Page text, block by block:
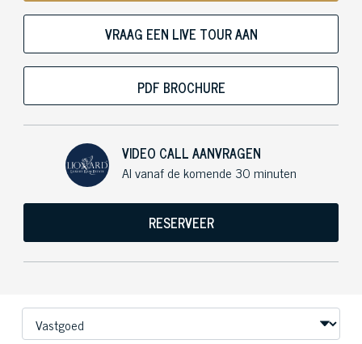
VRAAG EEN LIVE TOUR AAN
PDF BROCHURE
VIDEO CALL AANVRAGEN
Al vanaf de komende 30 minuten
RESERVEER